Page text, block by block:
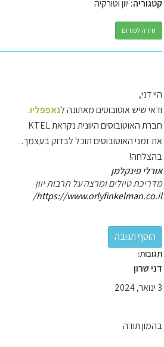
קטגוריה: יוון וטורקיה
חזרה לפורום
היי דני,
ודאי שיש אוטובוסים מאתונה לנאפפליו.
חברת האוטובוסים היוונית נקראת KTEL
את זמני האוטובוסים תוכל לבדוק בעצמך.
בהצלחה!
אורלי פינקלמן
מדריכת טיולים ומרצה על תרבות יוון
https://www.orlyfinkelman.co.il/
תגובות:
דני שרון
3 ינואר, 2024
בהמון תודה